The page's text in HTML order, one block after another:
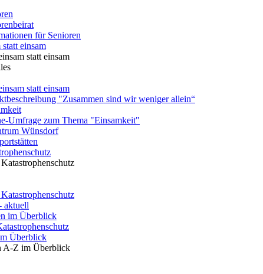
für Senioren
einsam
statt einsam
statt einsam
"Zusammen sind wir weniger allein“
Umfrage zum Thema "Einsamkeit"
Wünsdorf
aktuell
im Überblick
Überblick
A-Z im Überblick